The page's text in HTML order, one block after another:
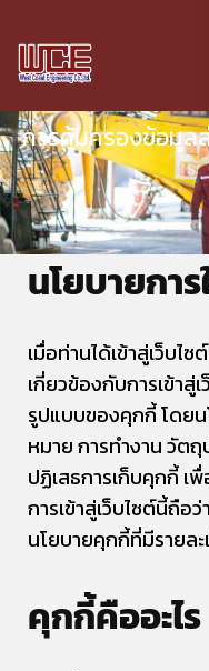
การคุ้มครองข้อมู
นโยบายกา
เมื่อท่านได้เข้าสู่เว็บไ
เกี่ยวข้องกับการเข้าสู่
รูปแบบของคุกกี้ โดย
หมาย การทำงาน วัต
ปฏิเสธการเก็บคุกกี้ เ
การเข้าสู่เว็บไซต์นี้ถือ
นโยบายคุกกี้ที่มีรายล
คุกกี้คืออะไร